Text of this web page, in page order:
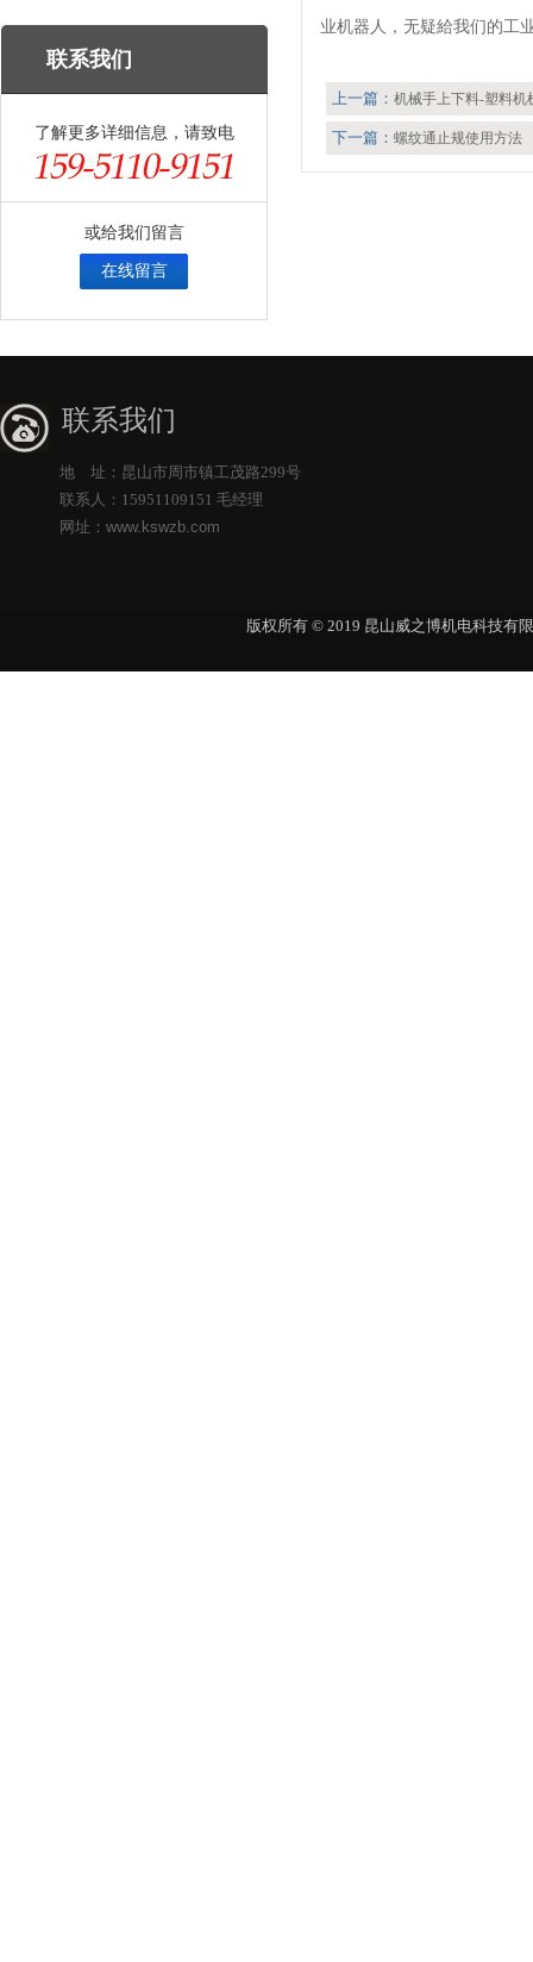
联系我们
了解更多详细信息，请致电
或给我们留言
在线留言
业机器人，无疑給我们的工
上一篇： 机械手上下料-塑料机
下一篇： 螺纹通止规使用方法
联系我们
地 址：昆山市周市镇工茂路299号
联系人：15951109151 毛经理
网址： www.kswzb.com
版权所有 © 2019 昆山威之博机电科技